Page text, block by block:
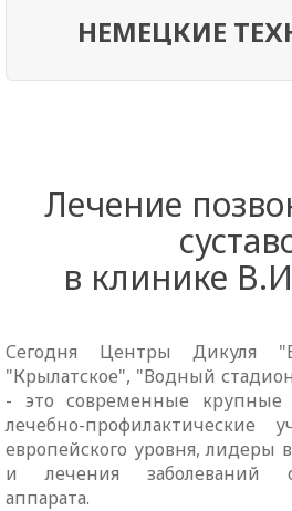
НЕМЕЦКИЕ
Лечение
в клинике
Сегодня Центры Дикуля
"Крылатское", "Водный
- это современные крупные
лечебно-профилактические
европейского уровня, лидеры
и лечения заболеваний
аппарата.